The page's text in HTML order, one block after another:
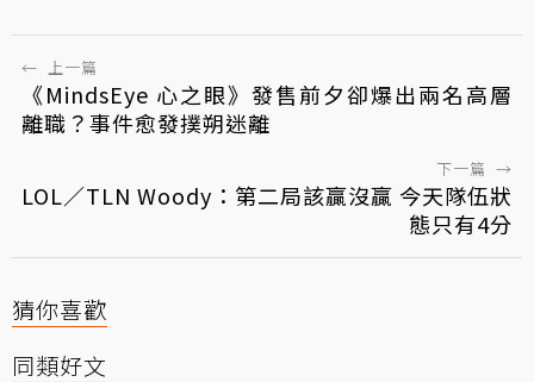
← 上一篇
《MindsEye 心之眼》發售前夕卻爆出兩名高層
離職？事件愈發撲朔迷離
下一篇 →
LOL／TLN Woody：第二局該贏沒贏 今天隊伍狀
態只有4分
猜你喜歡
同類好文